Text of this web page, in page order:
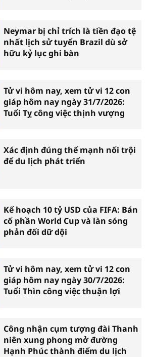
Neymar bị chỉ trích là tiền đạo tệ
nhất lịch sử tuyển Brazil dù sở
hữu kỷ lục ghi bàn
Tử vi hôm nay, xem tử vi 12 con
giáp hôm nay ngày 31/7/2026:
Tuổi Tỵ công việc thịnh vượng
Xác định đúng thế mạnh nổi trội
để du lịch phát triển
Kế hoạch 10 tỷ USD của FIFA: Bán
cổ phần World Cup và làn sóng
phản đối dữ dội
Tử vi hôm nay, xem tử vi 12 con
giáp hôm nay ngày 30/7/2026:
Tuổi Thìn công việc thuận lợi
Công nhận cụm tượng đài Thanh
niên xung phong mở đường
Hạnh Phúc thành điểm du lịch